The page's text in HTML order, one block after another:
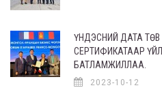
ҮНДЭСНИЙ ДАТА ТӨВ
СЕРТИФИКАТААР
БАТЛАМЖИЛЛАА.
2023-10-12